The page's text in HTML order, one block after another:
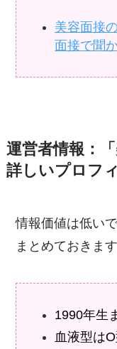
美容面接
面接で聞
運営者情報：
詳しいプロフ
情報価値は低い
まとめておきます
1990年生
血液型は